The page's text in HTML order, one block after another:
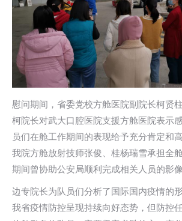
慰问期间，省委党校方舱医院副院长柯贤
柯院长对武大口腔医院支援方舱医院表示
员们在舱工作期间的表现给予充分肯定和
我院方舱放射技师张俊、桂杨瑞雪承担全
期间曾协助公安局顺利完成相关人员的影像
边专院长为队员们分析了国际国内疫情的
我省疫情防控呈现持续向好态势，但防控